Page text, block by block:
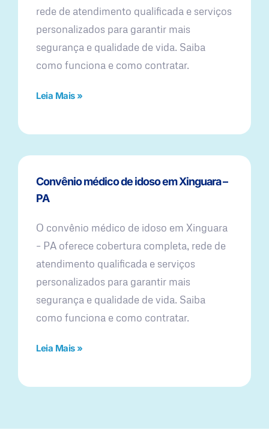
rede de atendimento qualificada e serviços
personalizados para garantir mais
segurança e qualidade de vida. Saiba
como funciona e como contratar.
Leia Mais »
Convênio médico de idoso em Xinguara –
PA
O convênio médico de idoso em Xinguara
– PA oferece cobertura completa, rede de
atendimento qualificada e serviços
personalizados para garantir mais
segurança e qualidade de vida. Saiba
como funciona e como contratar.
Leia Mais »